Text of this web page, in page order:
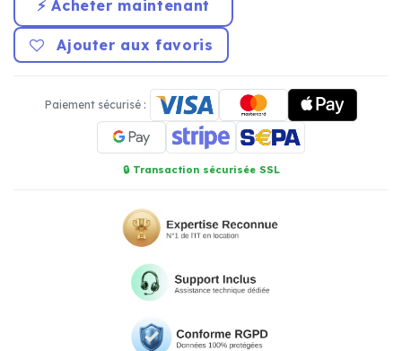
⚡ Acheter maintenant
Ajouter aux favoris
Paiement sécurisé :
🔒 Transaction sécurisée SSL